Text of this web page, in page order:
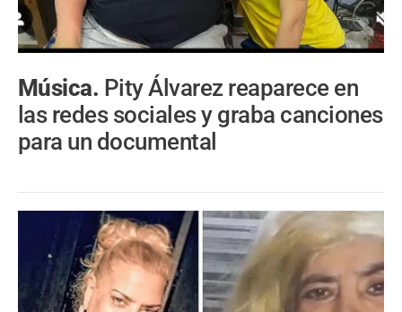
Música. Pity Álvarez reaparece en
las redes sociales y graba canciones
para un documental